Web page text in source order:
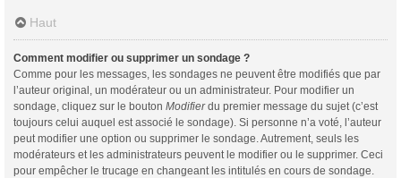
Haut
Comment modifier ou supprimer un sondage ?
Comme pour les messages, les sondages ne peuvent être modifiés que par
l’auteur original, un modérateur ou un administrateur. Pour modifier un
sondage, cliquez sur le bouton Modifierdu premier message du sujet (c’est
toujours celui auquel est associé le sondage). Si personne n’a voté, l’auteur
peut modifier une option ou supprimer le sondage. Autrement, seuls les
modérateurs et les administrateurs peuvent le modifier ou le supprimer. Ceci
pour empêcher le trucage en changeant les intitulés en cours de sondage.